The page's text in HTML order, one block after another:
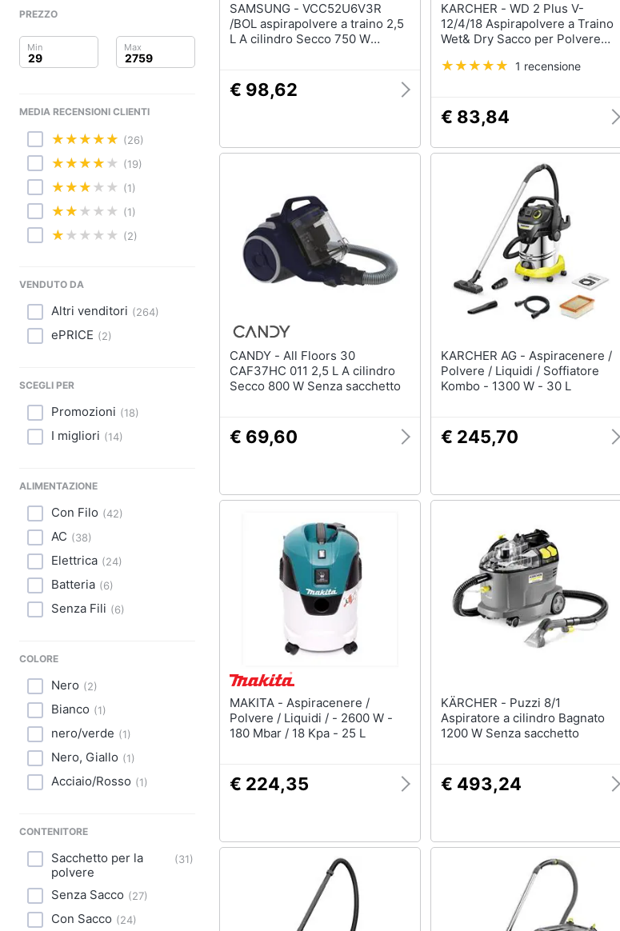
Prima infanzia
Abbigliamento
Animali
Libri, cd e dvd
Festività e ricorrenze
Promozioni
Elettrodomestici
professionali e industriali
Abbattitore
professionali
Elettrodomestici in offerta
Frigoriferi in offerta
PREZZO
MEDIA RECENSIONI CLIENTI
(26)
(19)
(1)
(1)
(2)
VENDUTO DA
Altri venditori (264)
ePRICE (2)
SCEGLI PER
Promozioni (18)
I migliori (14)
ALIMENTAZIONE
Con Filo (42)
AC (38)
Elettrica (24)
Batteria (6)
Senza Fili (6)
COLORE
Nero (2)
Bianco (1)
nero/verde (1)
Nero, Giallo (1)
Acciaio/Rosso (1)
CONTENITORE
Sacchetto per la
polvere
(31)
Senza Sacco (27)
Con Sacco (24)
SAMSUNG - VCC52U6V3R
/BOL aspirapolvere a traino 2,5
L A cilindro Secco 750 W
€ 98,62
KARCHER - WD 2 Plus V-
12/4/18 Aspirapolvere a Traino
Wet& Dry Sacco per Polvere
Giallo
1 recensione
€ 83,84
CANDY - All Floors 30
CAF37HC 011 2,5 L A cilindro
Secco 800 W Senza sacchetto
€ 69,60
KARCHER AG - Aspiracenere /
Polvere / Liquidi / Soffiatore
Kombo - 1300 W - 30 L
€ 245,70
MAKITA - Aspiracenere /
Polvere / Liquidi / - 2600 W -
180 Mbar / 18 Kpa - 25 L
€ 224,35
KÄRCHER - Puzzi 8/1
Aspiratore a cilindro Bagnato
1200 W Senza sacchetto
€ 493,24